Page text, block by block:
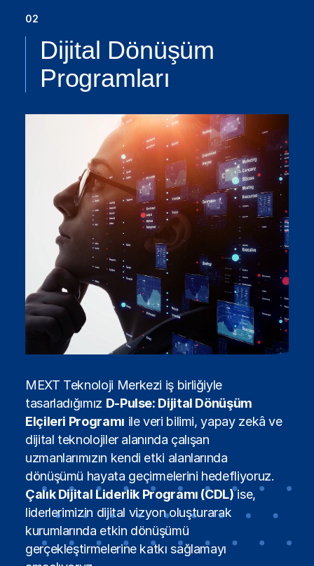
02
Dijital Dönüşüm
Programları
MEXT Teknoloji Merkezi iş birliğiyle
tasarladığımız D-Pulse: Dijital Dönüşüm
Elçileri Programı ile veri bilimi, yapay zekâ ve
dijital teknolojiler alanında çalışan
uzmanlarımızın kendi etki alanlarında
dönüşümü hayata geçirmelerini hedefliyoruz.
Çalık Dijital Liderlik Programı (CDL)ise,
liderlerimizin dijital vizyon oluşturarak
kurumlarında etkin dönüşümü
gerçekleştirmelerine katkı sağlamayı